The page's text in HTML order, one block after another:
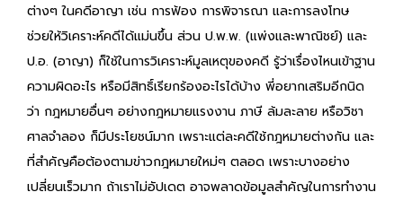
ต่างๆ ในคดีอาญา เช่น การฟ้อง การพิจารณา และการลงโทษ
ช่วยให้วิเคราะห์คดีได้แม่นขึ้น ส่วน ป.พ.พ. (แพ่งและพาณิชย์) และ
ป.อ. (อาญา) ก็ใช้ในการวิเคราะห์มูลเหตุของคดี รู้ว่าเรื่องไหนเข้าฐาน
ความผิดอะไร หรือมีสิทธิ์เรียกร้องอะไรได้บ้าง พี่อยากเสริมอีกนิด
ว่า กฎหมายอื่นๆ อย่างกฎหมายแรงงาน ภาษี ล้มละลาย หรือวิชา
ศาลจำลอง ก็มีประโยชน์มาก เพราะแต่ละคดีใช้กฎหมายต่างกัน และ
ที่สำคัญคือต้องตามข่าวกฎหมายใหม่ๆ ตลอด เพราะบางอย่าง
เปลี่ยนเร็วมาก ถ้าเราไม่อัปเดต อาจพลาดข้อมูลสำคัญในการทำงาน